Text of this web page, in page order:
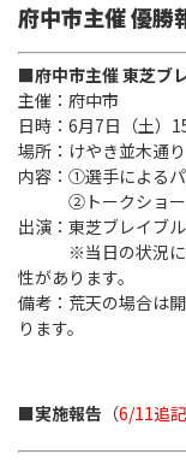
府中市主催 優勝
■府中市主催 東芝ブ
主催：府中市
日時：6月7日（土）
場所：けやき並木通り
内容：①選手による
②トークショー
出演：東芝ブレイブ
※当日の状況によ
性があります。
備考：荒天の場合は
ります。
■実施報告 （6/11追記